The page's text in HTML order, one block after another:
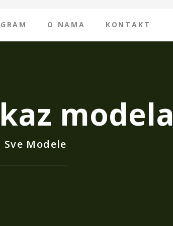
O NAMA KONTAKT
modela
Sve Modele